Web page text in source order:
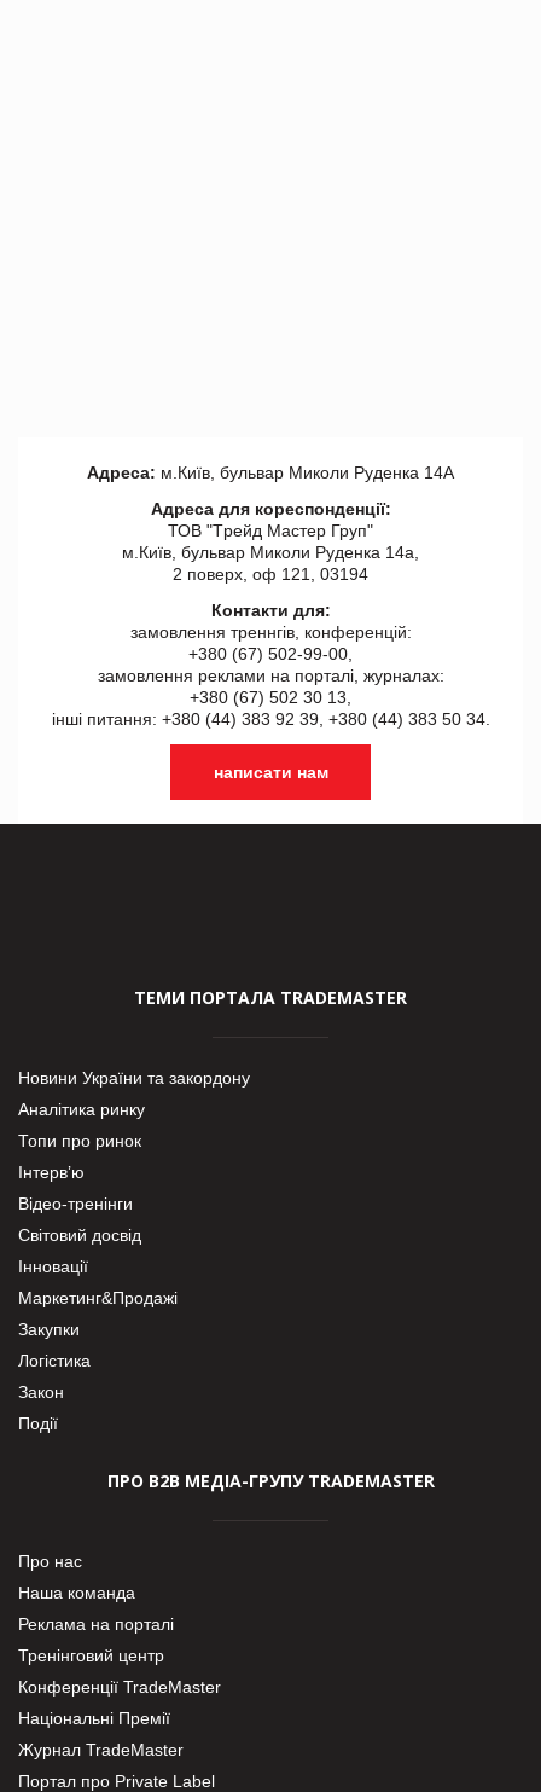
Адреса: м.Київ, бульвар Миколи Руденка 14А
Адреса для кореспонденції:
ТОВ "Tрейд Мастер Груп"
м.Київ, бульвар Миколи Руденка 14а,
2 поверх, оф 121, 03194
Контакти для:
замовлення треннгів, конференцій:
+380 (67) 502-99-00,
замовлення реклами на порталі, журналах:
+380 (67) 502 30 13,
інші питання: +380 (44) 383 92 39, +380 (44) 383 50 34.
написати нам
ТЕМИ ПОРТАЛА TRADEMASTER
Новини України та закордону
Аналітика ринку
Топи про ринок
Інтерв’ю
Відео-тренінги
Світовий досвід
Інновації
Маркетинг&Продажі
Закупки
Логістика
Закон
Події
ПРО В2В МЕДІА-ГРУПУ TRADEMASTER
Про нас
Наша команда
Реклама на порталі
Тренінговий центр
Конференції TradeMaster
Національні Премії
Журнал TradeMaster
Портал про Private Label